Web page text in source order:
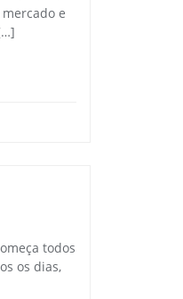
e
todos
os dias,